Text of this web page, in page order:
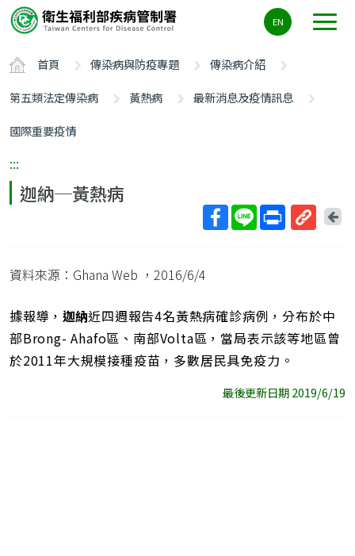
要
容
ALT+C
EN
首頁 傳染病與防疫專題
傳染病介紹
第五類法定傳染病
黃熱病
最新消息及疫情訊息
國際重要疫情
:::
迦納─黃熱病
址
回
資料來源：Ghana Web ，2016/6/4
據報導，迦納近四週報告4名黃熱病確診病例，分布於中
部Brong- Ahafo區、南部Volta區，當局表示該等地區曾
於2011年大規模接種疫苗，多數居民具免疫力。
最後更新日期 2019/6/19